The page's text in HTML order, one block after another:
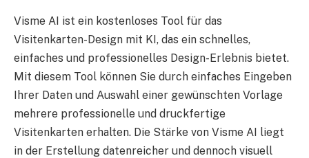
Visme AI ist ein kostenloses Tool für das
Visitenkarten-Design mit KI, das ein schnelles,
einfaches und professionelles Design-Erlebnis bietet.
Mit diesem Tool können Sie durch einfaches Eingeben
Ihrer Daten und Auswahl einer gewünschten Vorlage
mehrere professionelle und druckfertige
Visitenkarten erhalten. Die Stärke von Visme AI liegt
in der Erstellung datenreicher und dennoch visuell